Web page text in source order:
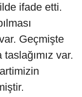
ifade etti.
Geçmişte
var.